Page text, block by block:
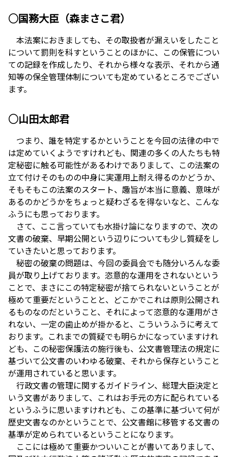
○国務大臣（森まさこ君）
本法案におきましても、その取扱者が漏えいをしたこと
について罰則を科すということのほかに、この保管につい
ての記録を作成したり、それから様々な表示、それから通
知等の保全管理体制についても定めているところでござい
ます。
○山田太郎君
つまり、誰を特定するかということを今回の法律の中で
は定めていくようですけれども、関連の多くの人たちも特
定秘密に触る可能性があるわけでありまして、この法案の
立て付けそのものの中身に実運用上耐え得るのかどうか、
そもそもこの法案のスタート、趣旨が本当に意義、意味が
あるのかどうかをちょっと疑わざるを得ないなと、こんな
ふうにも思っております。
さて、ここ言っていても水掛け論になりますので、次の
文書の破棄、早期公開という辺りについても少し質疑をし
ていきたいと思っております。
秘密の破棄の問題は、今回の委員会でも随分いろんな委
員が取り上げております。恣意的な運用をされないという
ことで、まさにこの特定秘密が捨てられないということが
極めて重要だということと、どこかでこれは原則公開され
るものなのだということ、それによって恣意的な運用がさ
れない、一定の歯止めが掛かると、こういうふうに考えて
おります。これまでの質疑でも明らかになっていますけれ
ども、この秘密保護法の施行後も、公文書管理法の規定に
基づいて公文書のいわゆる破棄、それから保存ということ
が運用されていると思います。
行政文書の管理に関するガイドライン、総理大臣決定と
いう文書がありまして、これはお手元の方に配られている
というふうに思いますけれども、この基準に基づいて何が
歴史文書なのかということで、公文書館に移管する文書の
基準が定められているということになります。
ここには極めて重要かついいことが書いてありまして、